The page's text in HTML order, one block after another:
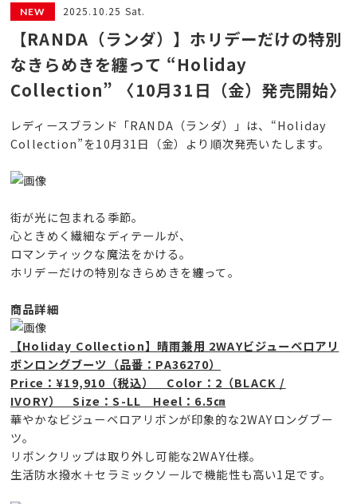
2025.10.25 Sat.
【RANDA（ランダ）】ホリデーだけの特別
なきらめきを纏って “Holiday
Collection” 〈10月31日（金）発売開始〉
レディースブランド「RANDA（ランダ）」は、“Holiday
Collection”を10月31日（金）より順次発売いたします。
街が光に包まれる季節。
心ときめく繊細なディテールが、
ロマンティックな魔法をかける。
ホリデーだけの特別なきらめきを纏って。
商品詳細
【Holiday Collection】晴雨兼用 2WAYビジューベロアリ
ボンロングブーツ（品番：PA36270）
Price：¥19,910（税込） Color：2（BLACK /
IVORY） Size：S-LL Heel：6.5㎝
華やかなビジューベロアリボンが印象的な2WAYロングブー
ツ。
リボンクリップは取り外し可能な2WAY仕様。
生活防水撥水＋セラミックソールで機能性も高い1足です。